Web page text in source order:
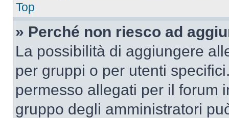
Top
» Perché non riesco ad
La possibilità di aggiungere
per gruppi o per utenti
permesso allegati per il forum
gruppo degli amministratori